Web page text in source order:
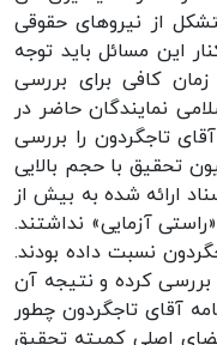
از نیروهای حقوقی
مسائل باید توجه
کافی برای بررسی
نمایندگان حاضر در
آقای تاجگردون را بررسی
تحقیق با حجم بالایی
ارائه شده به بیش از
آزمایی» نداشتند.
نسبت داده بودند.
کرده و نتیجه آن
آقای تاجگردون چطور
بود ۵ نفر به عنوان اعضای اصلی کمیته تحقیق